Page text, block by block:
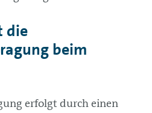
die
beim
erfolgt durch einen